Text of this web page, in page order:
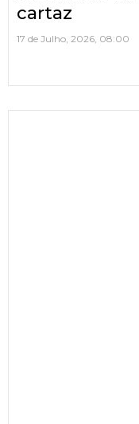
cartaz
17 de Julho, 2026, 08:00